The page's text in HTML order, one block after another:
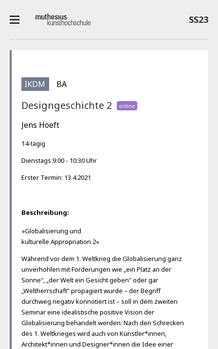
SS23
IKDM BA
Designgeschichte 2 online
Jens Hoeft
14-tägig
Dienstags 9:00 - 10:30 Uhr
Erster Termin: 13.4.2021
Beschreibung:
»Globalisierung und
kulturelle Appropriation 2«
Während vor dem 1. Weltkrieg die Globalisierung ganz
unverhohlen mit Forderungen wie „ein Platz an der
Sonne", „der Welt ein Gesicht geben" oder gar
„Weltherrschaft" propagiert wurde – der Begriff
durchweg negativ konnotiert ist – soll in dem zweiten
Seminar eine idealistische positive Vision der
Globalisierung behandelt werden. Nach den Schrecken
des 1. Weltkrieges wird auch von Künstler*innen,
Architekt*innen und Designer*innen die Idee einer